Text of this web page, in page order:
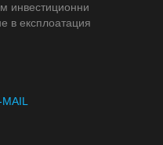
инвестиционни
в експлоатация